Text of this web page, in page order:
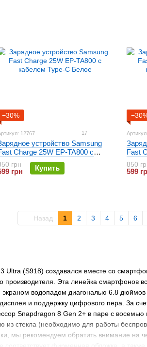
Ultra (S918) создавался вместе со
производителя. Эта линейка смартфонов
водопадом диагональю 6.8
и поддержку цифрового пера. За
Snapdragon 8 Gen 2+ в паре с
из стекла (необходимо для работы
мы рекомендуем обратить внимание
−30%
12767 17
устройство Samsung
Charge 25W EP-TA800 с
Type-C Белое
грн
грн Купить
Fast
850
599
Назад 1 2 3 4 5 6